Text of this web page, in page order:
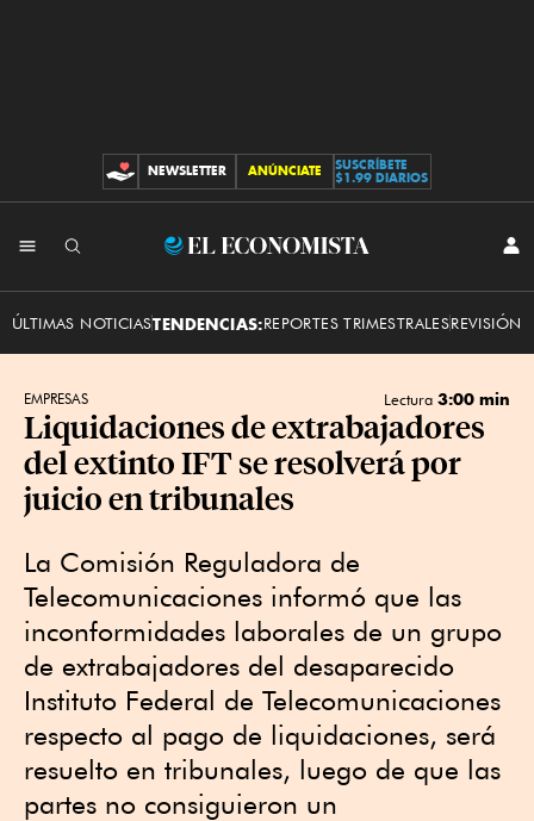
CONTRIBUCIONES
NEWSLETTER ANÚNCIATE
SUSCRÍBETE
$1.99 DIARIOS
El
ÚLTIMAS NOTICIASTENDENCIAS:REPORTES TRIMESTRALESREVISIÓN
EMPRESAS Lectura 3:00 min
Liquidaciones de extrabajadores
del extinto IFT se resolverá por
juicio en tribunales
La Comisión Reguladora de
Telecomunicaciones informó que las
inconformidades laborales de un grupo
de extrabajadores del desaparecido
Instituto Federal de Telecomunicaciones
respecto al pago de liquidaciones, será
resuelto en tribunales, luego de que las
partes no consiguieron un